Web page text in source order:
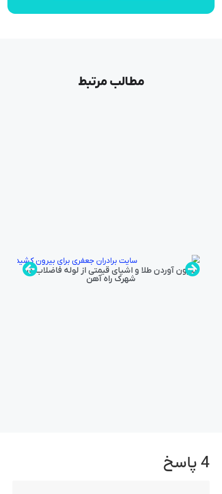
مطالب مرتبط
بیرون آوردن طلا و اشیای قیمتی از لوله فاضلاب در
شهرک راه‌ آهن
4 پاسخ